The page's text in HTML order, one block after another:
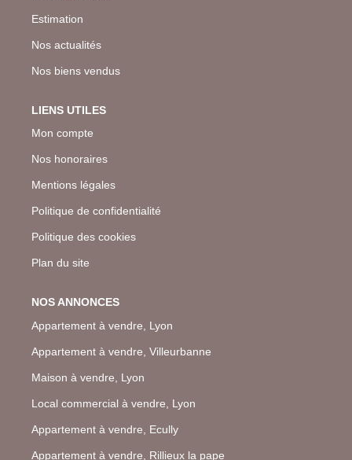
Estimation
Nos actualités
Nos biens vendus
LIENS UTILES
Mon compte
Nos honoraires
Mentions légales
Politique de confidentialité
Politique des cookies
Plan du site
NOS ANNONCES
Appartement à vendre, Lyon
Appartement à vendre, Villeurbanne
Maison à vendre, Lyon
Local commercial à vendre, Lyon
Appartement à vendre, Ecully
Appartement à vendre, Rillieux la pape